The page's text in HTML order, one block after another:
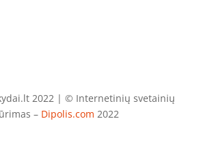
2022 | © Internetinių svetainių
– Dipolis.com 2022